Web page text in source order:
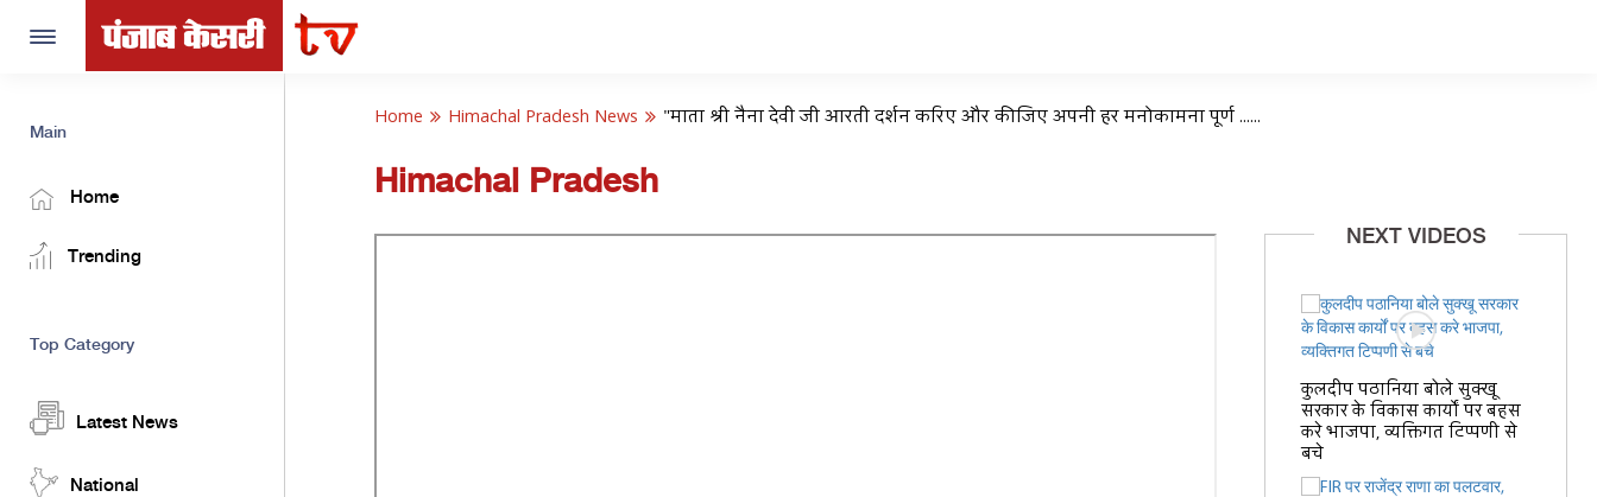
Toggle
Main
Home
Trending
Top Category
Latest News
National
Home Himachal Pradesh News "माता श्री नैना देवी जी आरती दर्शन करिए और कीजिए अपनी हर मनोकामना पूर्ण ......
Himachal Pradesh
NEXT VIDEOS
कुलदीप पठानिया बोले सुक्खू
सरकार के विकास कार्यों पर बहस
करे भाजपा, व्यक्तिगत टिप्पणी से
बचे